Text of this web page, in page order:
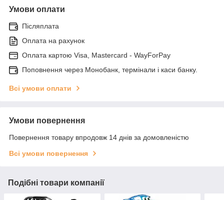
Умови оплати
Післяплата
Оплата на рахунок
Оплата картою Visa, Mastercard - WayForPay
Поповнення через Монобанк, термінали і каси банку.
Всі умови оплати
Умови повернення
Повернення товару впродовж 14 днів за домовленістю
Всі умови повернення
Подібні товари компанії